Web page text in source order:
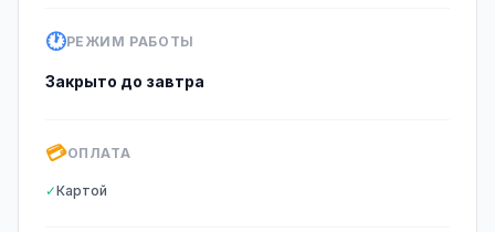
🕐РЕЖИМ РАБОТЫ
Закрыто до завтра
💳ОПЛАТА
✓Картой